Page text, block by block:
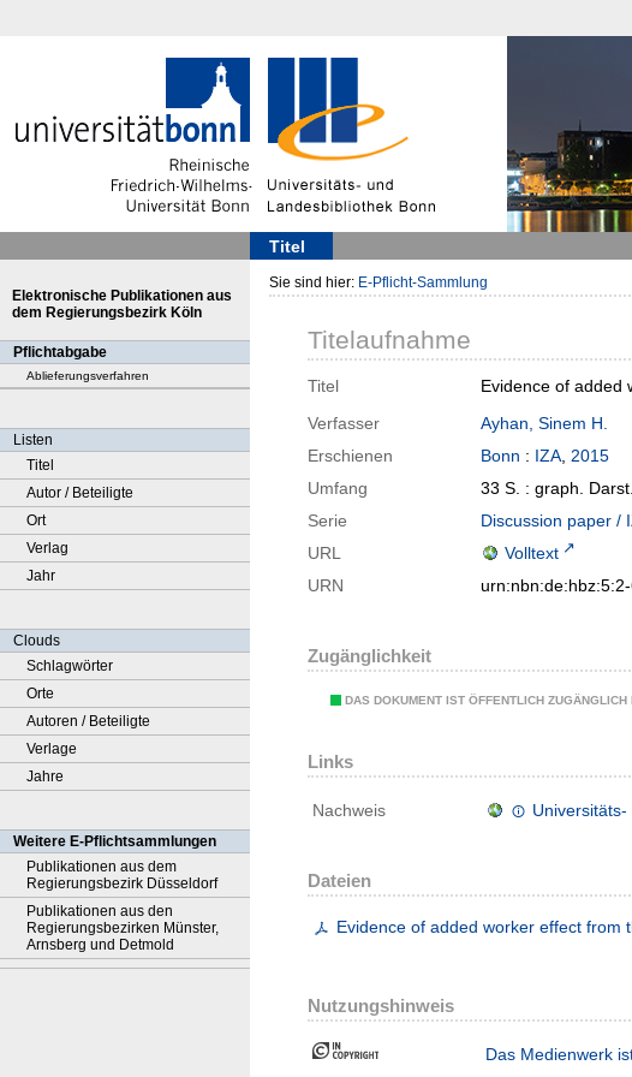
Titel
Elektronische Publikationen aus
dem Regierungsbezirk Köln
Pflichtabgabe
Ablieferungsverfahren
Listen
Titel
Autor / Beteiligte
Ort
Verlag
Jahr
Clouds
Schlagwörter
Orte
Autoren / Beteiligte
Verlage
Jahre
Weitere E-Pflichtsammlungen
Publikationen aus dem
Regierungsbezirk Düsseldorf
Publikationen aus den
Regierungsbezirken Münster,
Arnsberg und Detmold
Sie sind hier: E-Pflicht-Sammlung
Titelaufnahme
Titel
Evidence of added
Verfasser
Ayhan, Sinem H.
Erschienen
Bonn : IZA, 2015
Umfang
33 S. : graph. Darst.
Serie
Discussion paper /
URL
Volltext
URN
Zugänglichkeit
DAS DOKUMENT IST ÖFFENTLICH
Links
Nachweis
Dateien
Evidence of added worker effect from
Nutzungshinweis
Das Medienwerk